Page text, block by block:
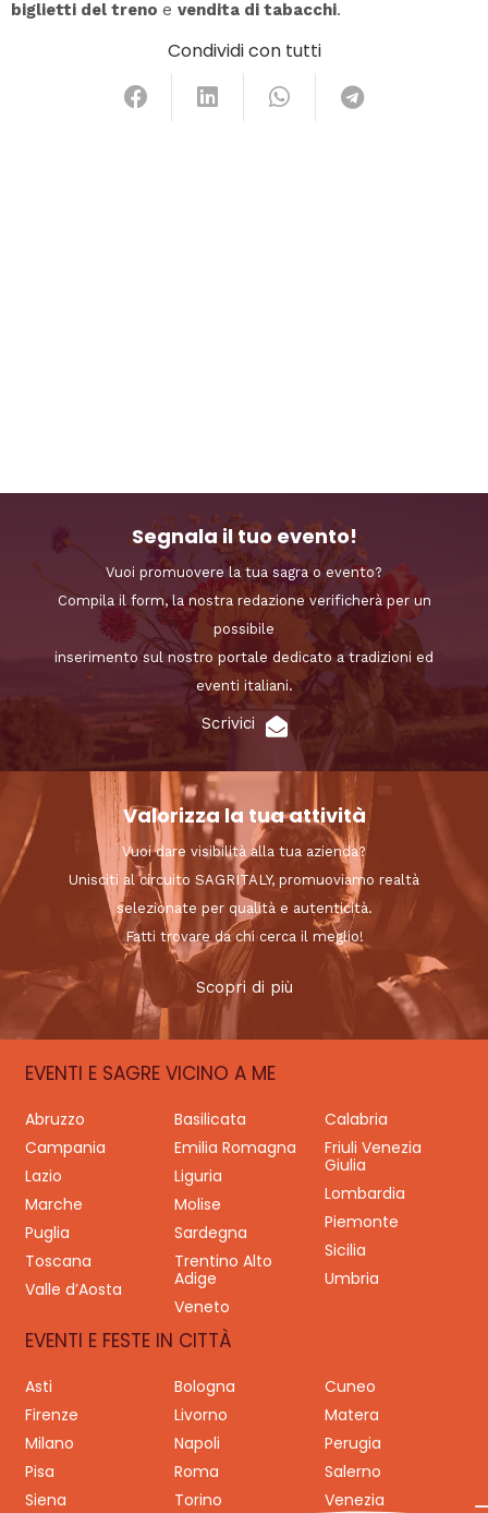
biglietti del treno e vendita di tabacchi.
Condividi con tutti
Segnala il tuo evento!
Vuoi promuovere la tua sagra o evento?
Compila il form, la nostra redazione verificherà per un
possibile
inserimento sul nostro portale dedicato a tradizioni ed
eventi italiani.
Scrivici
Valorizza la tua attività
Vuoi dare visibilità alla tua azienda?
Unisciti al circuito SAGRITALY, promuoviamo realtà
selezionate per qualità e autenticità.
Fatti trovare da chi cerca il meglio!
Scopri di più
EVENTI E SAGRE VICINO A ME
Abruzzo Basilicata
Calabria
Campania
Emilia Romagna
Friuli Venezia
Giulia
Lazio
Liguria
Lombardia
Marche
Molise
Piemonte
Puglia
Sardegna
Sicilia
Toscana
Trentino Alto
Adige
Umbria
Valle d’Aosta
Veneto
EVENTI E FESTE IN CITTÀ
Asti Bologna
Cuneo
Firenze
Livorno
Matera
Milano
Napoli
Perugia
Pisa
Roma
Salerno
Siena
Torino Venezia